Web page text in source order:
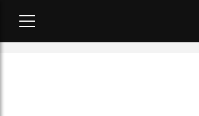
Looks com calça de linho e